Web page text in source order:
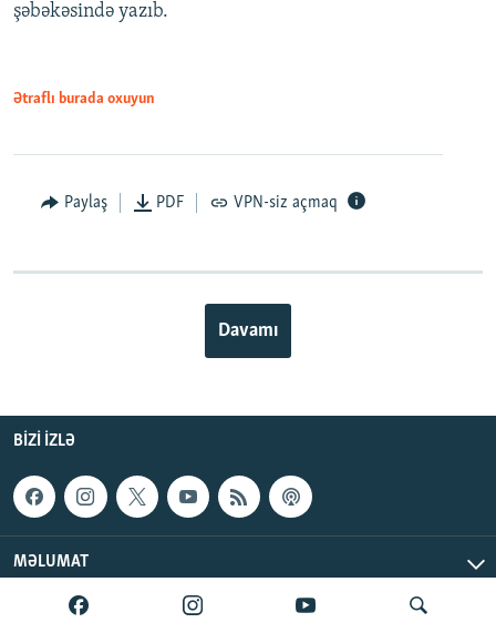
şəbəkəsində yazıb.
Ətraflı burada oxuyun
Paylaş PDF VPN-siz açmaq
Davamı
BIZI IZLƏ
MƏLUMAT
AzadlıqRadiosu © 2026 Inc. | Bütün hüquqlar qorunur